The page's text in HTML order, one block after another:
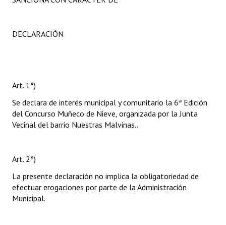
DECLARACIÓN
Art. 1°)
Se declara de interés municipal y comunitario la 6ª Edición
del Concurso Muñeco de Nieve, organizada por la Junta
Vecinal del barrio Nuestras Malvinas..
Art. 2°)
La presente declaración no implica la obligatoriedad de
efectuar erogaciones por parte de la Administración
Municipal.